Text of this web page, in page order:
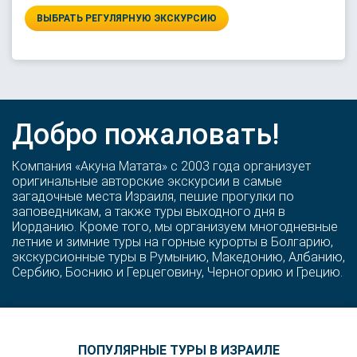
ВЫБРАТЬ РЕГУЛЯРНУЮ ЭКСКУРСИЮ
Добро пожаловать!
Компания «Акуна Матата» с 2003 года организует
оригинальные авторские экскурсии в самые
загадочные места Израиля, пешие прогулки по
заповедникам, а также туры выходного дня в
Иорданию. Кроме того, мы организуем многодневные
летние и зимние туры на горные курорты в Болгарию,
экскурсионные туры в Румынию, Македонию, Албанию,
Сербию, Боснию и Герцеговину, Черногорию и Грецию.
ПОПУЛЯРНЫЕ ТУРЫ В ИЗРАИЛЕ